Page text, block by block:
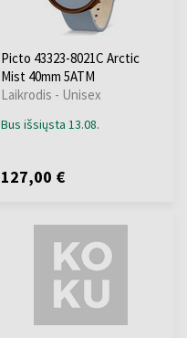
Picto 43323-8021C Arctic
Mist 40mm 5ATM
Laikrodis - Unisex
Bus išsiųsta 13.08.
127,00 €